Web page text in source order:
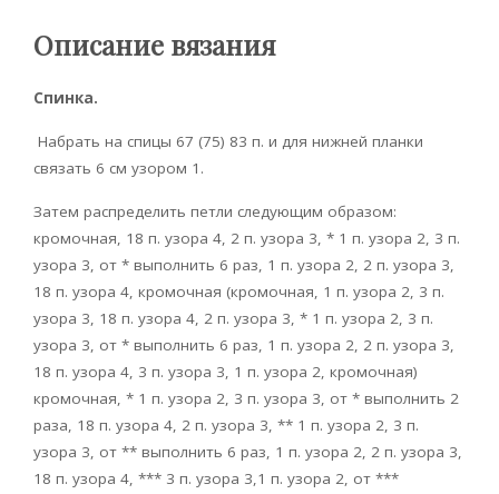
Описание вязания
Спинка.
Набрать на спицы 67 (75) 83 п. и для нижней планки
связать 6 см узором 1.
Затем распределить петли следующим образом:
кромочная, 18 п. узора 4, 2 п. узора 3, * 1 п. узора 2, 3 п.
узора 3, от * выполнить 6 раз, 1 п. узора 2, 2 п. узора 3,
18 п. узора 4, кромочная (кромочная, 1 п. узора 2, 3 п.
узора 3, 18 п. узора 4, 2 п. узора 3, * 1 п. узора 2, 3 п.
узора 3, от * выполнить 6 раз, 1 п. узора 2, 2 п. узора 3,
18 п. узора 4, 3 п. узора 3, 1 п. узора 2, кромочная)
кромочная, * 1 п. узора 2, 3 п. узора 3, от * выполнить 2
раза, 18 п. узора 4, 2 п. узора 3, ** 1 п. узора 2, 3 п.
узора 3, от ** выполнить 6 раз, 1 п. узора 2, 2 п. узора 3,
18 п. узора 4, *** 3 п. узора 3,1 п. узора 2, от ***